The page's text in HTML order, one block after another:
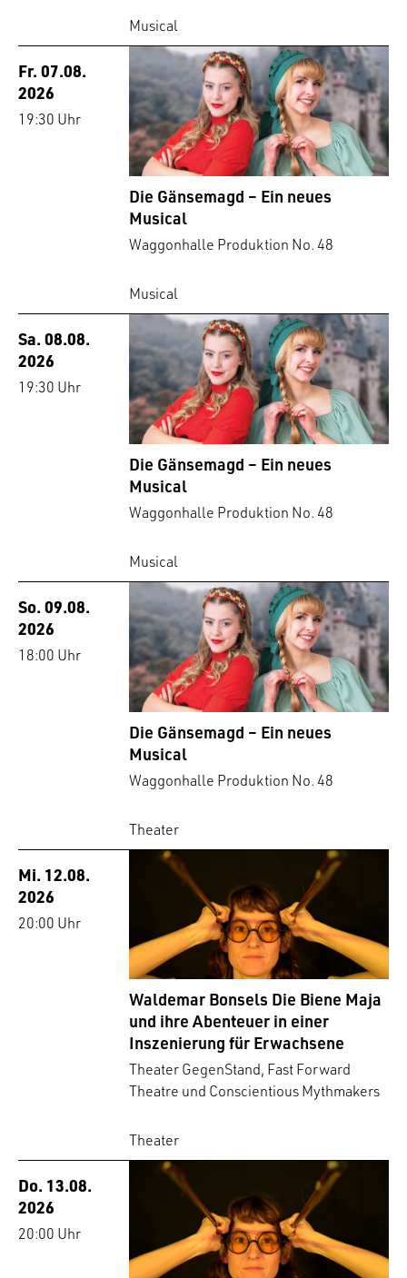
Musical
Fr. 07.08.
2026
19:30 Uhr
Die Gänsemagd – Ein neues
Musical
Waggonhalle Produktion No. 48
Musical
Sa. 08.08.
2026
19:30 Uhr
Die Gänsemagd – Ein neues
Musical
Waggonhalle Produktion No. 48
Musical
So. 09.08.
2026
18:00 Uhr
Die Gänsemagd – Ein neues
Musical
Waggonhalle Produktion No. 48
Theater
Mi. 12.08.
2026
20:00 Uhr
Waldemar Bonsels Die Biene Maja
und ihre Abenteuer in einer
Inszenierung für Erwachsene
Theater GegenStand, Fast Forward
Theatre und Conscientious Mythmakers
Theater
Do. 13.08.
2026
20:00 Uhr